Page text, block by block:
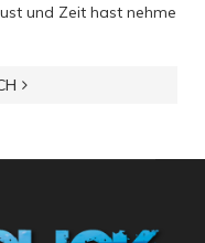
und Zeit hast nehme